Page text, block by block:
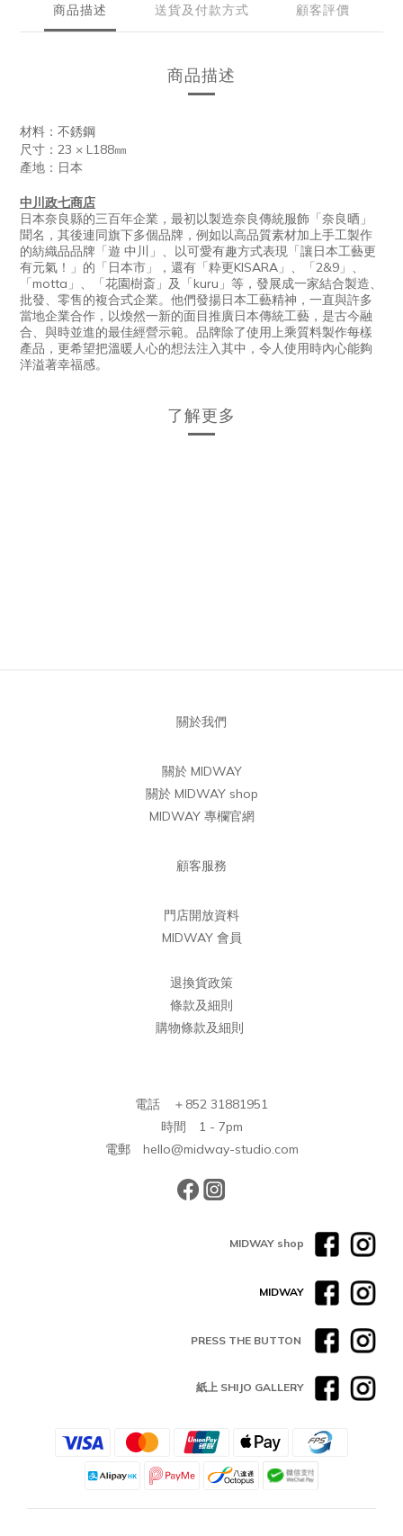
商品描述 送貨及付款方式 顧客評價
商品描述
材料：不銹鋼
尺寸： 23 × L 188㎜
產地：日本
中川政七商店
日本奈良縣的三百年企業，最初以製造奈良傳統服飾「奈良晒」
聞名，其後連同旗下多個品牌，例如以高品質素材加上手工製作
的紡織品品牌「遊 中川」、以可愛有趣方式表現「讓日本工藝更
有元氣！」的「日本市」，還有「粋更KISARA」、「2&9」、
「motta」、「花園樹斎」及「kuru」等，發展成一家結合製造、
批發、零售的複合式企業。他們發揚日本工藝精神，一直與許多
當地企業合作，以煥然一新的面目推廣日本傳統工藝，是古今融
合、與時並進的最佳經營示範。品牌除了使用上乘質料製作每樣
產品，更希望把溫暖人心的想法注入其中，令人使用時內心能夠
洋溢著幸福感。
了解更多
關於我們
關於 MIDWAY
關於 MIDWAY shop
MIDWAY 專欄官網
顧客服務
門店開放資料
MIDWAY 會員
退換貨政策
條款及細則
購物條款及細則
電話 ＋852 31881951
時間 1 - 7pm
電郵 hello@midway-studio.com
MIDWAY shop
MIDWAY
PRESS THE BUTTON
紙上 SHIJO GALLERY